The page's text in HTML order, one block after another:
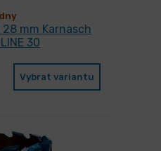
mm Karnasch
30
Vybrat variantu